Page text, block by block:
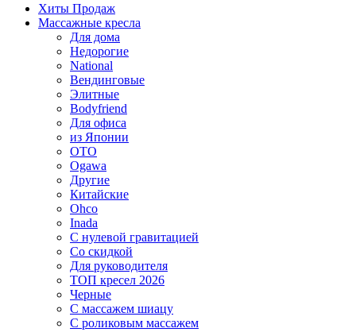
Хиты Продаж
Массажные кресла
Для дома
Недорогие
National
Вендинговые
Элитные
Bodyfriend
Для офиса
из Японии
OTO
Ogawa
Другие
Китайские
Ohco
Inada
С нулевой гравитацией
Со скидкой
Для руководителя
ТОП кресел 2026
Черные
С массажем шиацу
С роликовым массажем